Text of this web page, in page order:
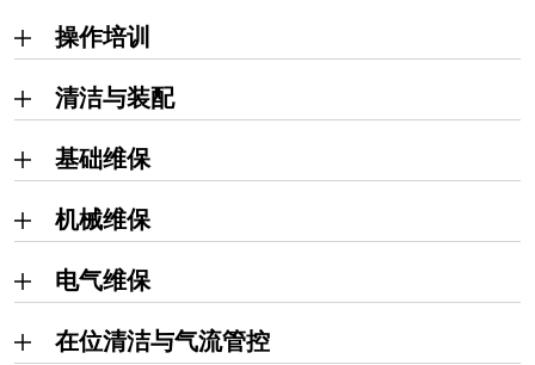
操作培训
清洁与装配
基础维保
机械维保
电气维保
在位清洁与气流管控